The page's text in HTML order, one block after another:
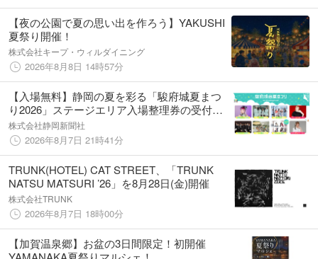
【夜の公園で夏の思い出を作ろう】YAKUSHI
夏祭り開催！
株式会社キープ・ウィルダイニング
2026年8月8日 14時57分
【入場無料】静岡の夏を彩る「駿府城夏まつ
り2026」ステージエリア入場整理券の受付開
始！水曜日のカンパネラ、IS:SUE、玉置成
実、May’nらが出演
株式会社静岡新聞社
2026年8月7日 21時41分
TRUNK(HOTEL) CAT STREET、「TRUNK
NATSU MATSURI ’26」を8月28日(金)開催
株式会社TRUNK
2026年8月7日 18時00分
【加賀温泉郷】お盆の3日間限定！初開催